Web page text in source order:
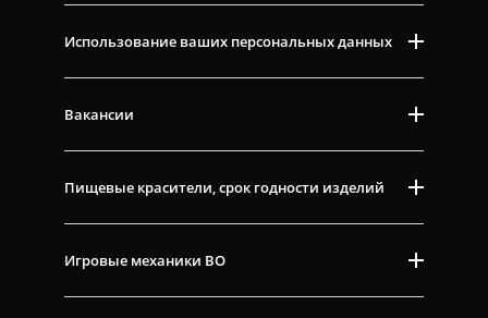
Использование ваших персональных данных
Вакансии
Пищевые красители, срок годности изделий
Игровые механики ВО